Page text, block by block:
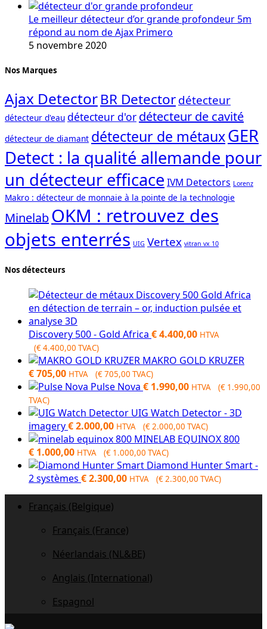
Le meilleur détecteur d’or grande profondeur 5m
répond au nom de Ajax Primero
5 novembre 2020
Nos Marques
Ajax DetectorBR Detectordétecteur
détecteur d'eau détecteur d'or détecteur de cavité
détecteur de diamant détecteur de métauxGER
Detect : la qualité allemande pour
un détecteur efficace IVM Detectors Lorenz
Makro : détecteur de monnaie à la pointe de la technologie
MinelabOKM : retrouvez des
objets enterrés UIG Vertex vitran vx 10
Nos détecteurs
Discovery 500 - Gold Africa €4.400,00 HTVA
(€4.400,00 TVAC)
MAKRO GOLD KRUZER
€705,00 HTVA (€705,00 TVAC)
Pulse Nova € 1.990,00 HTVA (€ 1.990,00
TVAC)
UIG Watch Detector - 3D
imagery€2.000,00 HTVA (€2.000,00 TVAC)
MINELAB EQUINOX 800
€ 1.000,00 HTVA (€ 1.000,00 TVAC)
Diamond Hunter Smart -
2 systèmes €2.300,00 HTVA (€2.300,00 TVAC)
Français (Belgique)
Français (France)
Néerlandais (NL&BE)
Anglais (International)
Espagnol